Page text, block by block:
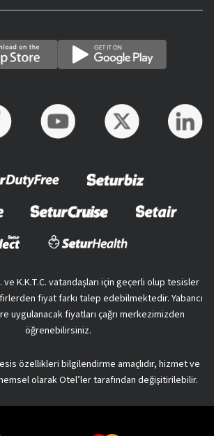
K.K.T.C. vatandaşları için geçerli olup tesisler
fiyat farkı talep edebilmektedir. Yabancı
uygulanacak fiyatları çağrı merkezimizden
öğrenebilirsiniz.
özellikleri bilgilendirme amaçlıdır, hizmet ve
olarak Otel’ler tarafından değişitirilebilir.